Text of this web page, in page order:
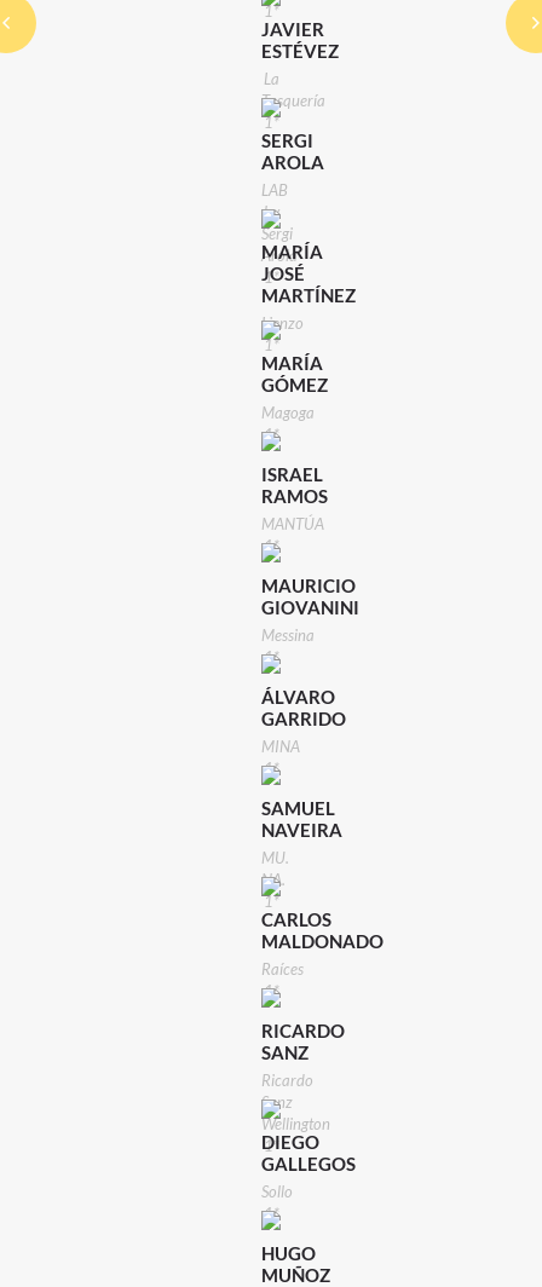
1*
JAVIER
ESTÉVEZ
La
Tasquería
1*
SERGI
AROLA
LAB
by
Sergi
Arola
1*
MARÍA
JOSÉ
MARTÍNEZ
Lienzo
1*
MARÍA
GÓMEZ
Magoga
1*
ISRAEL
RAMOS
MANTÚA
1*
MAURICIO
GIOVANINI
Messina
1*
ÁLVARO
GARRIDO
MINA
1*
SAMUEL
NAVEIRA
MU.
NA.
1*
CARLOS
MALDONADO
Raíces
1*
RICARDO
SANZ
Ricardo
Sanz
Wellington
1*
DIEGO
GALLEGOS
Sollo
1*
HUGO
MUÑOZ